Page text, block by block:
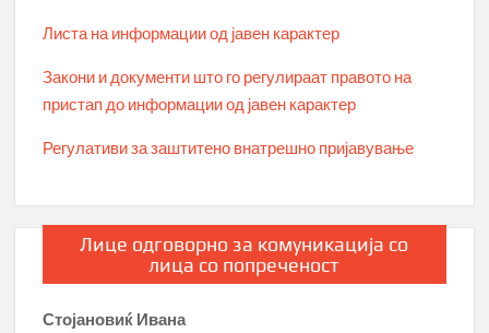
Листа на информации од јавен карактер
Закони и документи што го регулираат правото на
пристап до информации од јавен карактер
Регулативи за заштитено внатрешно пријавување
Лице одговорно за комуникација со
лица со попреченост
Стојановиќ Ивана